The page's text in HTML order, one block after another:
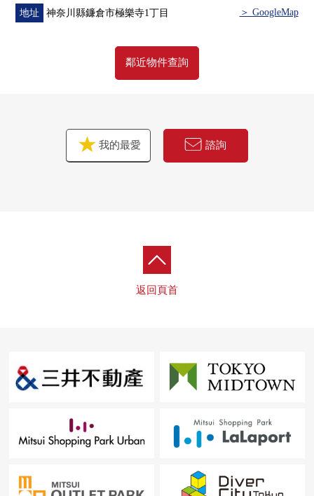
地址 神奈川縣鐮倉市極樂寺1丁目 ＞ GoogleMap
鄰近物件查詢
我的最愛 諮詢
返回頁首